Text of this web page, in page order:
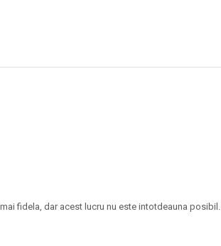
fidela, dar acest lucru nu este intotdeauna posibil.